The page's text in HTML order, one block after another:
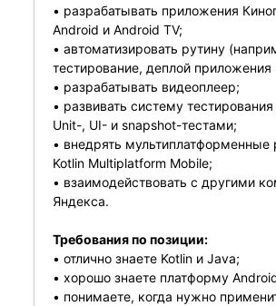
• разрабатывать приложения
Android и Android TV;
• автоматизировать рутину
тестирование, деплой приложения
• разрабатывать видеоплеер;
• развивать систему
Unit-, UI- и snapshot-тестами;
• внедрять мультиплатформенные
Kotlin Multiplatform Mobile;
• взаимодействовать с другими
Яндекса.
Требования по позиции:
• отлично знаете Kotlin и Java;
• хорошо знаете платформу
• понимаете, когда нужно